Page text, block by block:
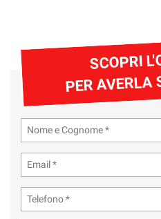
SCOPRI
PER AVERLA
qualsiasi
momento.
Cookie delle preferenze